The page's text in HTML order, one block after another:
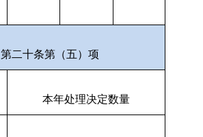
第二十条第（五）项
本年处理决定数量